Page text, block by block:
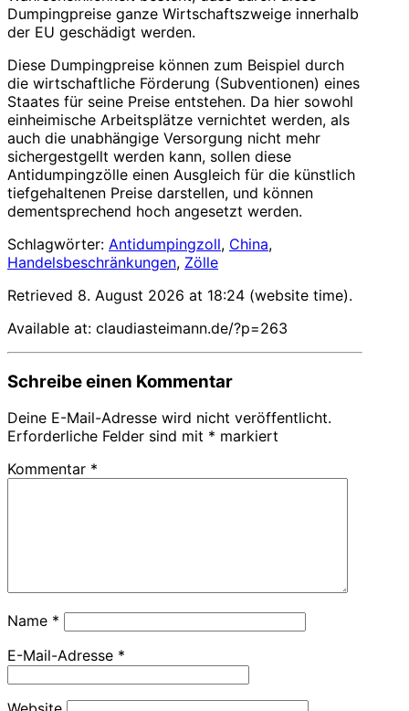
Dumpingpreise ganze Wirtschaftszweige innerhalb
der EU geschädigt werden.
Diese Dumpingpreise können zum Beispiel durch
die wirtschaftliche Förderung (Subventionen) eines
Staates für seine Preise entstehen. Da hier sowohl
einheimische Arbeitsplätze vernichtet werden, als
auch die unabhängige Versorgung nicht mehr
sichergestgellt werden kann, sollen diese
Antidumpingzölle einen Ausgleich für die künstlich
tiefgehaltenen Preise darstellen, und können
dementsprechend hoch angesetzt werden.
Schlagwörter: Antidumpingzoll, China,
Handelsbeschränkungen, Zölle
Retrieved 8. August 2026 at 18:24 (website time).
Available at: claudiasteimann.de/?p=263
Schreibe einen Kommentar
Deine E-Mail-Adresse wird nicht veröffentlicht.
Erforderliche Felder sind mit * markiert
Kommentar *
Name *
E-Mail-Adresse *